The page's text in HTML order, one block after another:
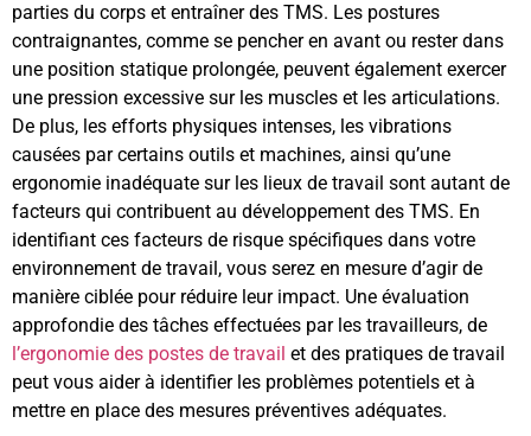
parties du corps et entraîner des TMS. Les postures
contraignantes, comme se pencher en avant ou rester dans
une position statique prolongée, peuvent également exercer
une pression excessive sur les muscles et les articulations.
De plus, les efforts physiques intenses, les vibrations
causées par certains outils et machines, ainsi qu’une
ergonomie inadéquate sur les lieux de travail sont autant de
facteurs qui contribuent au développement des TMS. En
identifiant ces facteurs de risque spécifiques dans votre
environnement de travail, vous serez en mesure d’agir de
manière ciblée pour réduire leur impact. Une évaluation
approfondie des tâches effectuées par les travailleurs, de
l’ergonomie des postes de travail et des pratiques de travail
peut vous aider à identifier les problèmes potentiels et à
mettre en place des mesures préventives adéquates.